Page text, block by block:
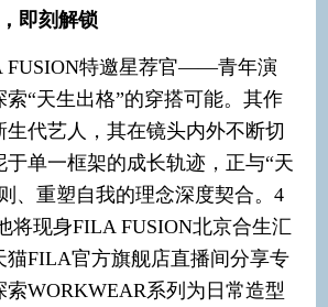
即刻解锁
FUSION特邀星荐官——青年演
索“天生出格”的穿搭可能。其作
生代艺人，其在镜头内外不断切
单一框架的成长轨迹，正与“天
、重塑自我的理念深度契合。4
将现身FILA FUSION北京合生汇
猫FILA官方旗舰店直播间分享专
索WORKWEAR系列为日常造型